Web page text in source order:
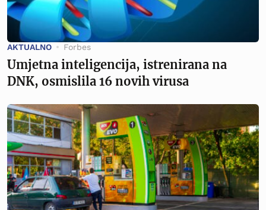
AKTUALNO Forbes
Umjetna inteligencija, istrenirana na
DNK, osmislila 16 novih virusa